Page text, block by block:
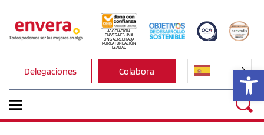
ASOCIACIÓN
ENVERA ES UNA
ONG ACREDITADA
POR LA FUNDACIÓN
LEALTAD
Delegaciones Colabora